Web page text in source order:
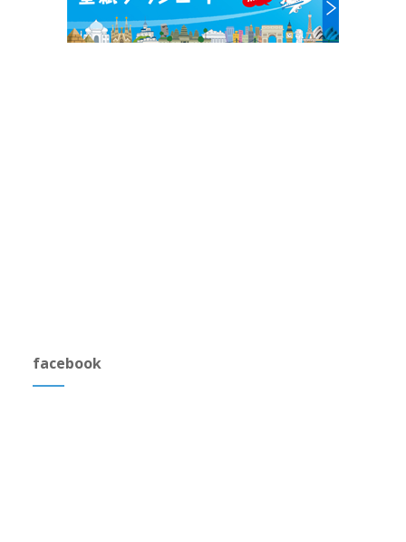
facebook